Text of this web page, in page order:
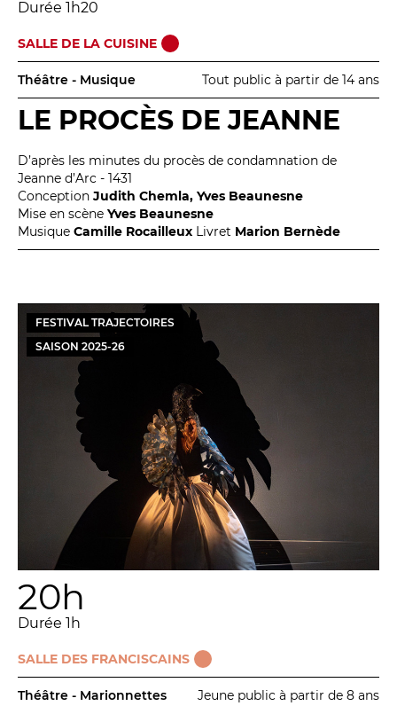
Réservez en ligne
Abonnez-vous en ligne
Billetterie en ligne
BILLETTERIE
ADMINISTRATION
#tnn06
Durée 1h20
SALLE DE LA CUISINE
Théâtre - Musique Tout public à partir de 14 ans
LE PROCÈS DE JEANNE
D’après les minutes du procès de condamnation de
Jeanne d’Arc - 1431
Conception Judith Chemla, Yves Beaunesne
Mise en scène Yves Beaunesne
Musique Camille Rocailleux Livret Marion Bernède
FESTIVAL TRAJECTOIRES
SAISON 2025-26
20h
Durée 1h
SALLE DES FRANCISCAINS
Théâtre - Marionnettes Jeune public à partir de 8 ans